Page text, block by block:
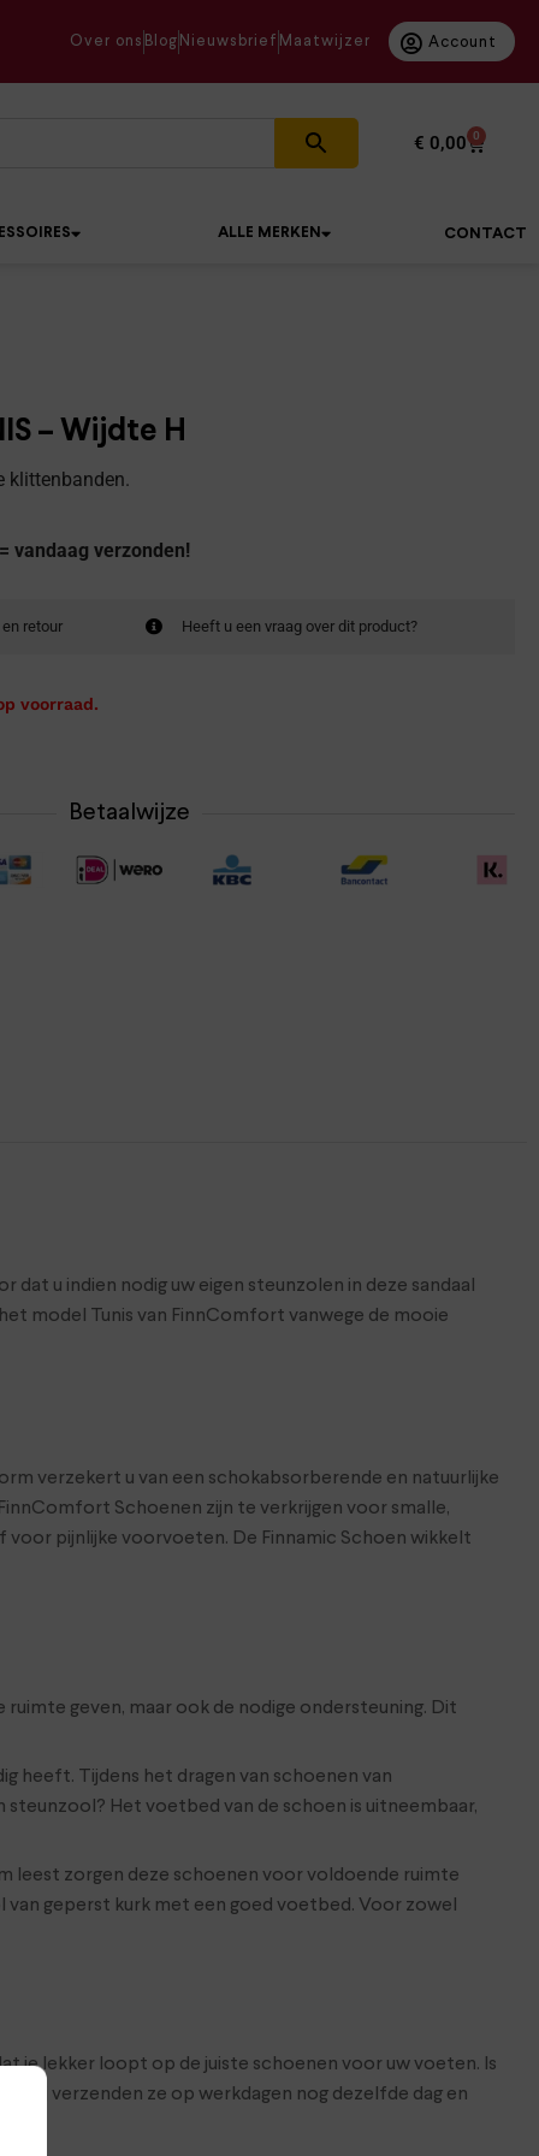
Over ons Blog Nieuwsbrief Maatwijzer Account
€ 0,00 0
ALLE MERKEN CONTACT
– Wijdte H
klittenbanden.
vandaag verzonden!
retour Heeft u een vraag over dit product?
voorraad.
Betaalwijze
u indien nodig uw eigen steunzolen in deze sandaal
model Tunis van FinnComfort vanwege de mooie
verzekert u van een schokabsorberende en natuurlijke
Schoenen zijn te verkrijgen voor smalle,
pijnlijke voorvoeten. De Finnamic Schoen wikkelt
geven, maar ook de nodige ondersteuning. Dit
heeft. Tijdens het dragen van schoenen van
Het voetbed van de schoen is uitneembaar,
leest zorgen deze schoenen voor voldoende ruimte
geperst kurk met een goed voetbed. Voor zowel
je lekker loopt op de juiste schoenen voor uw voeten. Is
Wij verzenden ze op werkdagen nog dezelfde dag en